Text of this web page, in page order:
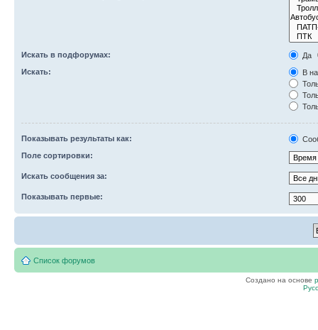
Искать в подфорумах:
Да
Искать:
В
Показывать результаты как:
Поле сортировки:
Искать сообщения за:
Показывать первые:
Список форумов
Создано на основе